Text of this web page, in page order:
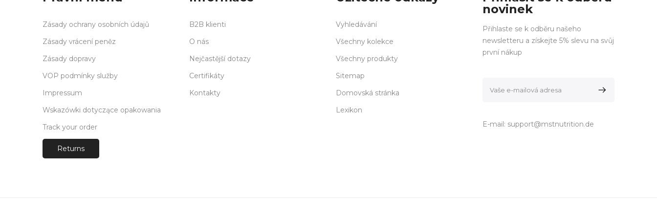
Zásady ochrany osobních údajů
Zásady vrácení peněz
Zásady dopravy
VOP podmínky služby
Impressum
Wskazówki dotyczące opakowania
Track your order
Returns
B2B klienti
O nás
Nejčastější dotazy
Certifikáty
Kontakty
Vyhledávání
Všechny kolekce
Všechny produkty
Sitemap
Domovská stránka
Lexikon
novinek
Přihlaste se k odběru našeho
newsletteru a získejte 5% slevu na svůj
první nákup
E-mail: support@mstnutrition.de